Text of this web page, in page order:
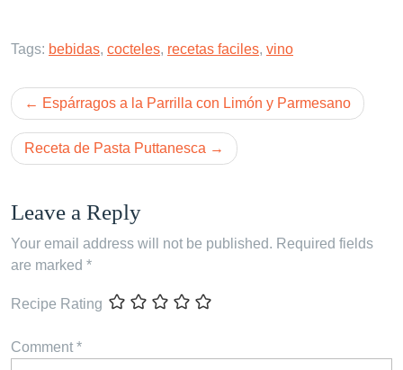
Tags: bebidas, cocteles, recetas faciles, vino
Post
navigation
Espárragos a la Parrilla con Limón y Parmesano
Receta de Pasta Puttanesca
Leave a Reply
Your email address will not be published. Required fields
are marked *
Recipe Rating
Comment *